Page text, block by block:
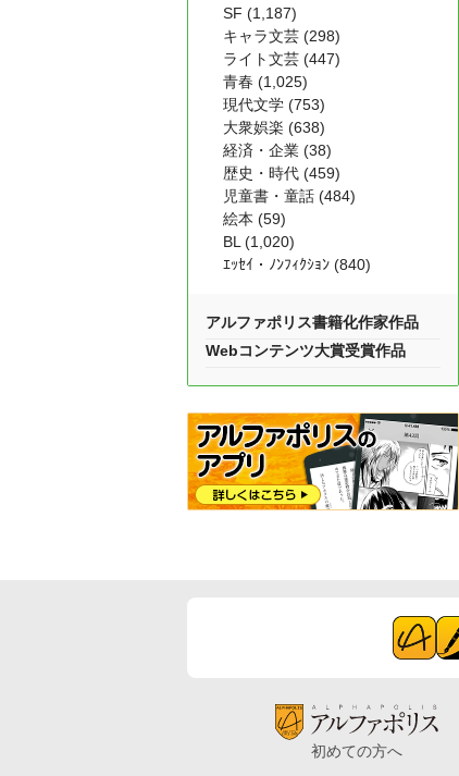
SF (1,187)
キャラ文芸 (298)
ライト文芸 (447)
青春 (1,025)
現代文学 (753)
大衆娯楽 (638)
経済・企業 (38)
歴史・時代 (459)
児童書・童話 (484)
絵本 (59)
BL (1,020)
ｴｯｾｲ・ﾉﾝﾌｨｸｼｮﾝ (840)
アルファポリス書籍化作家作品
Webコンテンツ大賞受賞作品
初めての方へ